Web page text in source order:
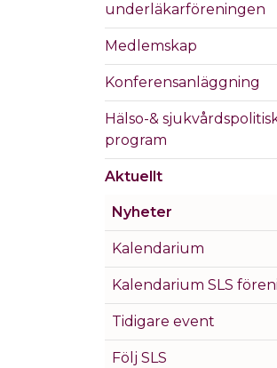
underläkarföreningen
Medlemskap
Konferensanläggning
Hälso-&
program
Aktuellt
Nyheter
Kalendarium
Kalendarium SLS
Tidigare event
Följ SLS